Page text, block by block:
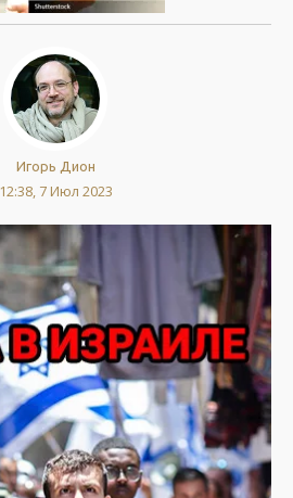
Игорь Дион
12:38, 7 Июл 2023